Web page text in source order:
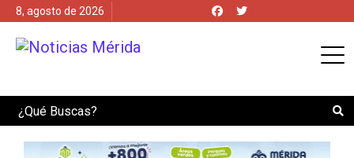
8, agosto de 2026
Search